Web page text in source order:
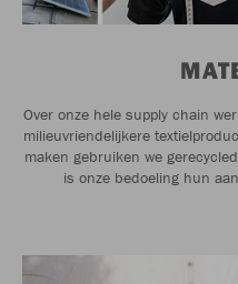
Over onze hele supply chain
milieuvriendelijkere
maken gebruiken we
is onze bedoeling hun